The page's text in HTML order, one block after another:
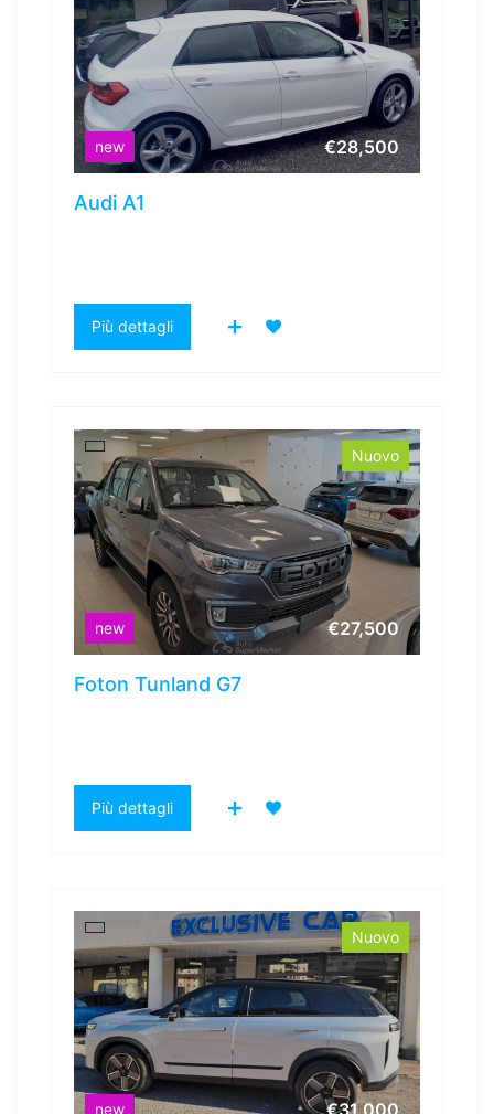
new €28,500
Audi A1
Più dettagli
Nuovo
new €27,500
Foton Tunland G7
Più dettagli
Nuovo
new €31,000